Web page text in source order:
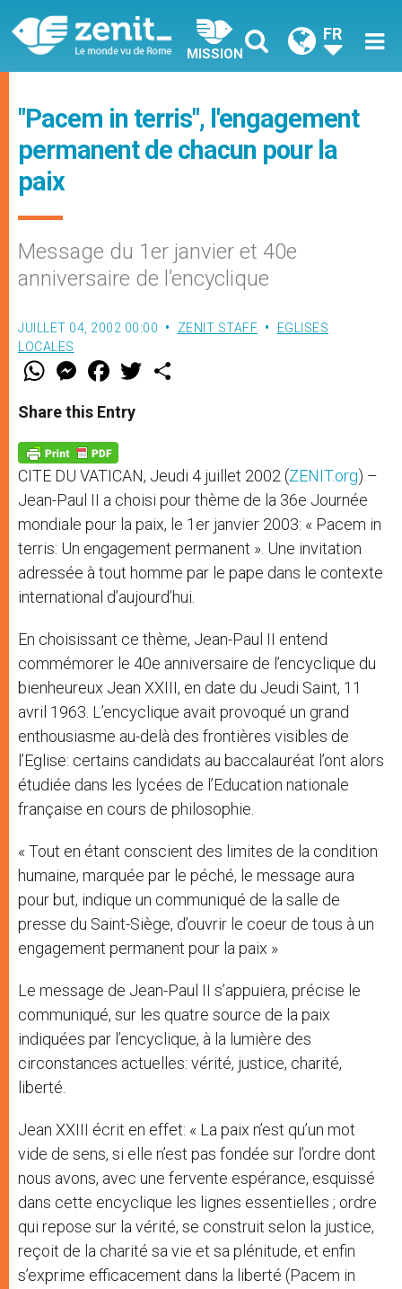
MISSION
FR
"Pacem in terris", l'engagement
permanent de chacun pour la
paix
Message du 1er janvier et 40e
anniversaire de l’encyclique
JUILLET 04, 2002 00:00 ZENIT STAFF
EGLISES
LOCALES
W
t
s
p
p
M
e
s
e
g
e
r
F
a
e
b
o
k
w
Share this Entry
CITE DU VATICAN, Jeudi 4 juillet 2002 (ZENIT.org) –
Jean-Paul II a choisi pour thème de la 36e Journée
mondiale pour la paix, le 1er janvier 2003: « Pacem in
terris: Un engagement permanent ». Une invitation
adressée à tout homme par le pape dans le contexte
international d’aujourd’hui.
En choisissant ce thème, Jean-Paul II entend
commémorer le 40e anniversaire de l’encyclique du
bienheureux Jean XXIII, en date du Jeudi Saint, 11
avril 1963. L’encyclique avait provoqué un grand
enthousiasme au-delà des frontières visibles de
l’Eglise: certains candidats au baccalauréat l’ont alors
étudiée dans les lycées de l’Education nationale
française en cours de philosophie.
« Tout en étant conscient des limites de la condition
humaine, marquée par le péché, le message aura
pour but, indique un communiqué de la salle de
presse du Saint-Siège, d’ouvrir le coeur de tous à un
engagement permanent pour la paix »
Le message de Jean-Paul II s’appuiera, précise le
communiqué, sur les quatre source de la paix
indiquées par l’encyclique, à la lumière des
circonstances actuelles: vérité, justice, charité,
liberté.
Jean XXIII écrit en effet: « La paix n’est qu’un mot
vide de sens, si elle n’est pas fondée sur l’ordre dont
nous avons, avec une fervente espérance, esquissé
dans cette encyclique les lignes essentielles ; ordre
qui repose sur la vérité, se construit selon la justice,
reçoit de la charité sa vie et sa plénitude, et enfin
s’exprime efficacement dans la liberté (Pacem in